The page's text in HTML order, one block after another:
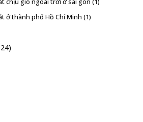
ở thành phố Hồ Chí Minh (1)